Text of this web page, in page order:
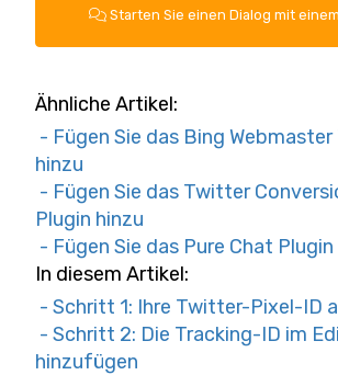
Starten Sie einen Dialog mit
Ähnliche Artikel:
- Fügen Sie das Bing
hinzu
- Fügen Sie das Twitter
Plugin hinzu
- Fügen Sie das Pure Chat Plugin
In diesem Artikel:
- Schritt 1: Ihre Twitter-Pixel-ID
- Schritt 2: Die Tracking-ID im
hinzufügen